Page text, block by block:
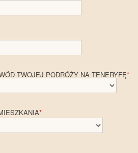
TWOJEJ PODRÓŻY NA TENERYFĘ*
*